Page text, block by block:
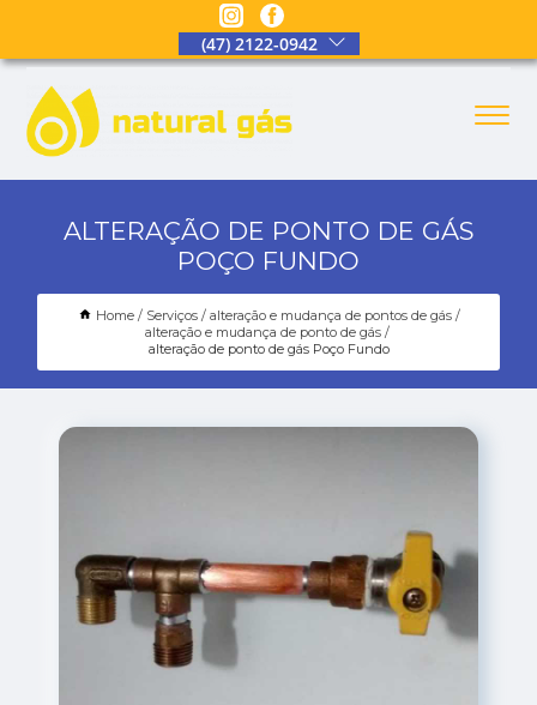
(47) 2122-0942
ALTERAÇÃO DE PONTO DE GÁS
POÇO FUNDO
Home Serviços
alteração e mudança de pontos de gás
alteração e mudança de ponto de gás
alteração de ponto de gás Poço Fundo